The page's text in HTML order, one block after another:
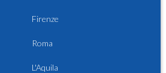
Firenze
Roma
L'Aquila